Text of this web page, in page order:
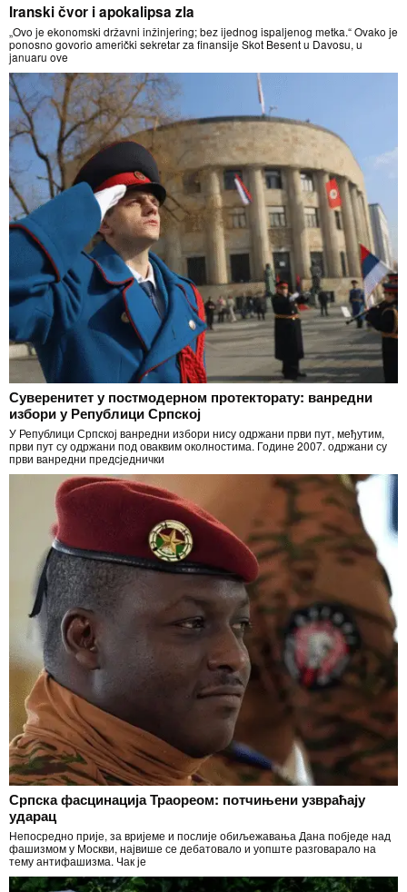
Iranski čvor i apokalipsa zla
„Ovo je ekonomski državni inžinjering; bez ijednog ispaljenog metka.“ Ovako je
ponosno govorio američki sekretar za finansije Skot Besent u Davosu, u
januaru ove
Суверенитет у постмодерном протекторату: ванредни
избори у Републици Српској
У Републици Српској ванредни избори нису одржани први пут, међутим,
први пут су одржани под оваквим околностима. Године 2007. одржани су
први ванредни предсједнички
Српска фасцинација Траореом: потчињени узвраћају
ударац
Непосредно прије, за вријеме и послије обиљежавања Дана побједе над
фашизмом у Москви, највише се дебатовало и уопште разговарало на
тему антифашизма. Чак је